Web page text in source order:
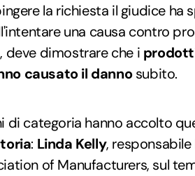
la richiesta il giudice ha
una causa contro
deve dimostrare che i
causato il dannosubito.
di categoria hanno accolto
: Linda Kelly, responsabile
of Manufacturers, sul